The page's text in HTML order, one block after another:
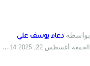
بواسطة دعاء يوسف علي
الجمعة أغسطس 22, 2025 12:14 am